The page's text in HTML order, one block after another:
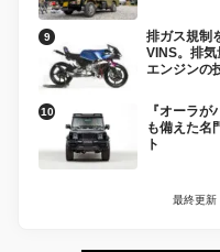
排ガス規制
VINS。排
エンジンの
『オーラ
も備えた名
ト
最終更